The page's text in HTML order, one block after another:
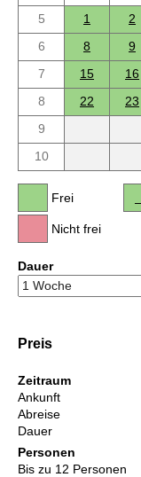
5
1 2
6
8 9
7
15 16
8
22 23
9
10
Frei
Nicht frei
Dauer
Preis
Zeitraum
Ankunft
Abreise
Dauer
Personen
Bis zu 12 Personen